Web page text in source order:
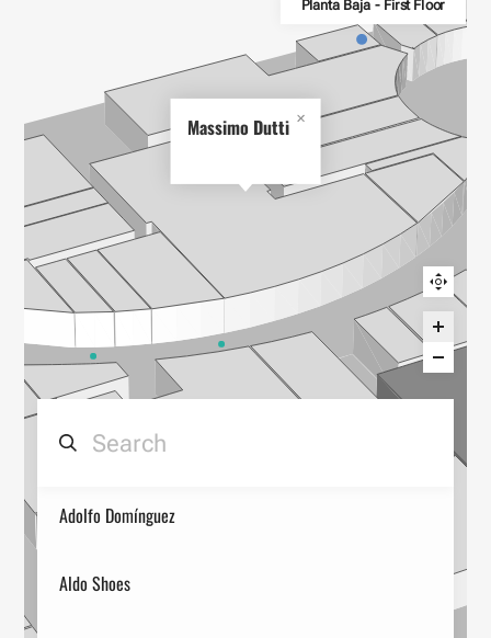
Massimo Dutti
Planta Baja - First Floor
Adolfo Domínguez
Aldo Shoes